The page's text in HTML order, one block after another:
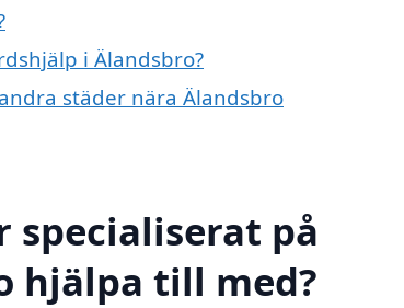
i Älandsbro?
städer nära Älandsbro
specialiserat på
hjälpa till med?